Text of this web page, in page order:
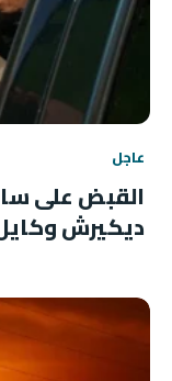
عاجل
القبض على
ديكيرش